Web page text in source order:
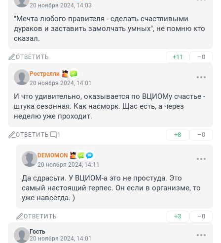
20 ноября 2024, 14:03
"Мечта любого правителя - сделать счастливыми
дураков и заставить замолчать умных", не помню кто
сказал.
ОТВЕТИТЬ +11 –0
Рострелли
20 ноября 2024, 14:01
И что удивительно, оказывается по ВЦИОМу счастье -
штука сезонная. Как насморк. Щас есть, а через
неделю уже проходит.
ОТВЕТИТЬ 1 +8 –0
DEMOMON
20 ноября 2024, 14:11
Да сдрасьти. У ВЦИОМ-а это не простуда. Это
самый настоящий герпес. Он если в организме, то
уже навсегда. )
ОТВЕТИТЬ +3 –0
Гость
20 ноября 2024, 14:01